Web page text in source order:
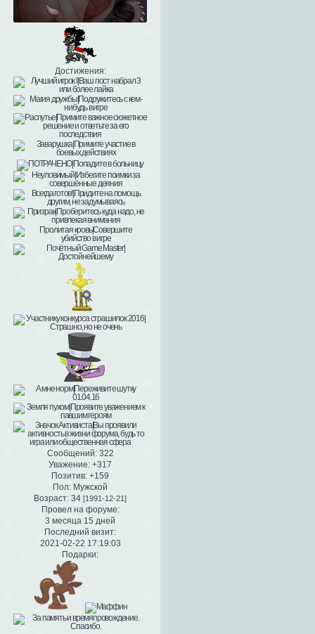
Достижения:
Сообщений:322
Уважение: +317
Позитив: +159
Пол: Мужской
Возраст: 34 [1991-12-21]
Провел на форуме:
3 месяца 15 дней
Последний визит:
2021-02-22 17:19:03
Подарки: